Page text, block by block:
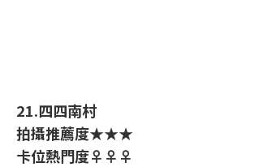
21.四四南村
拍攝推薦度★★★
卡位熱門度♀♀♀